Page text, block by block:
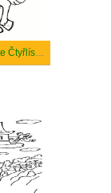
Snadno nakreslete Čtyřlístek